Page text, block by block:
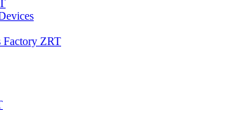
Factory ZRT